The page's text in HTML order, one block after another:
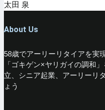
太田 泉
About Us
58歳でアーリーリタイアを実
「ゴキゲン×ヤリガイの調和
立、シニア起業、アーリーリ
ょう